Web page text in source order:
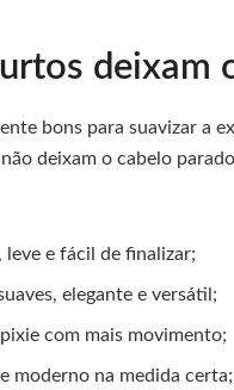
deixam
bons para suavizar a
deixam o cabelo
e fácil de finalizar;
elegante e versátil;
com mais movimento;
moderno na medida certa;